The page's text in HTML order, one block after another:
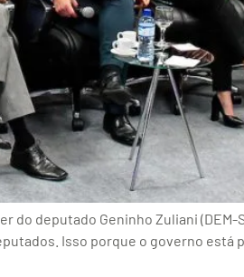
deputado Geninho Zuliani (DEM-
Isso porque o governo